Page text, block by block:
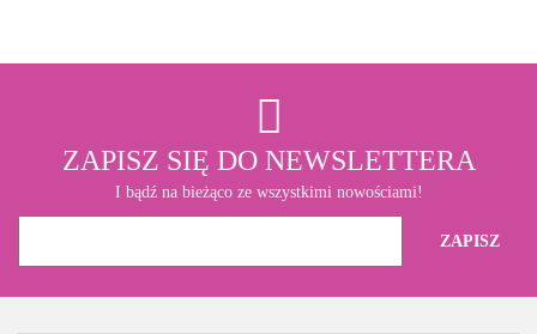
ZAPISZ SIĘ DO NEWSLETTERA
I bądź na bieżąco ze wszystkimi nowościami!